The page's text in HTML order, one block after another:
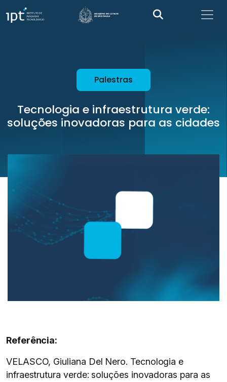
Palestras
Tecnologia e infraestrutura verde:
soluções inovadoras para as cidades
Referência:
VELASCO, Giuliana Del Nero. Tecnologia e
infraestrutura verde: soluções inovadoras para as